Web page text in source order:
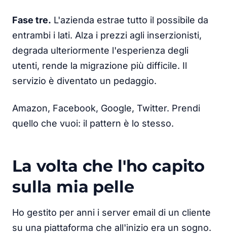
Fase tre. L'azienda estrae tutto il possibile da
entrambi i lati. Alza i prezzi agli inserzionisti,
degrada ulteriormente l'esperienza degli
utenti, rende la migrazione più difficile. Il
servizio è diventato un pedaggio.
Amazon, Facebook, Google, Twitter. Prendi
quello che vuoi: il pattern è lo stesso.
La volta che l'ho capito
sulla mia pelle
Ho gestito per anni i server email di un cliente
su una piattaforma che all'inizio era un sogno.